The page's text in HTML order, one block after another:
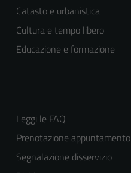
Catasto e urbanistica
Cultura e tempo libero
Educazione e formazione
Leggi le FAQ
Prenotazione appuntamento
Segnalazione disservizio